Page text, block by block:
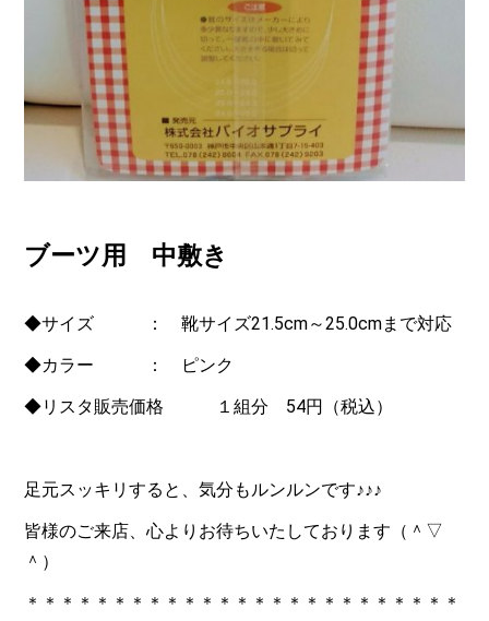
ブーツ用 中敷き
◆サイズ ： 靴サイズ21.5cm～25.0cmまで対応
◆カラー ： ピンク
◆リスタ販売価格 １組分 54円（税込）
足元スッキリすると、気分もルンルンです♪♪♪
皆様のご来店、心よりお待ちいたしております（＾▽
＾）
＊＊＊＊＊＊＊＊＊＊＊＊＊＊＊＊＊＊＊＊＊＊＊＊＊